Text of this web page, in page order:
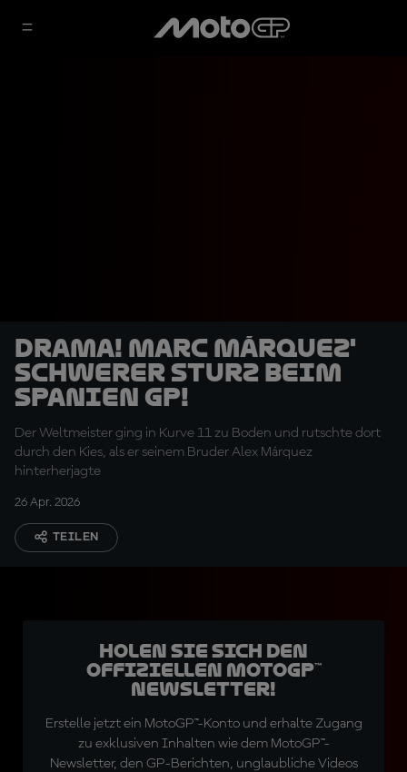
DRAMA! Marc Márquez'
schwerer Sturz beim
Spanien GP!
Der Weltmeister ging in Kurve 11 zu Boden und rutschte dort
durch den Kies, als er seinem Bruder Alex Márquez
hinterherjagte
26 Apr. 2026
TEILEN
Holen Sie sich den
offiziellen MotoGP™
Newsletter!
Erstelle jetzt ein MotoGP™-Konto und erhalte Zugang
zu exklusiven Inhalten wie dem MotoGP™-
Newsletter, den GP-Berichten, unglaubliche Videos